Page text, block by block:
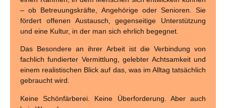
– ob Betreuungskräfte, Angehörige oder Senioren. Sie
fördert offenen Austausch, gegenseitige Unterstützung
und eine Kultur, in der man sich ehrlich begegnet.
Das Besondere an ihrer Arbeit ist die Verbindung von
fachlich fundierter Vermittlung, gelebter Achtsamkeit und
einem realistischen Blick auf das, was im Alltag tatsächlich
gebraucht wird.
Keine Schönfärberei. Keine Überforderung. Aber auch